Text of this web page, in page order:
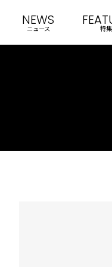
NEWS
ニュース 特集